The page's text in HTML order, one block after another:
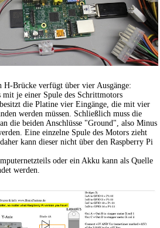
Brücke verfügt über vier Ausgänge:
mit je einer Spule des Schrittmotors
die Platine vier Eingänge, die mit vier
werden müssen. Schließlich muss die
die beiden Anschlüsse "Ground", also Minus
Eine einzelne Spule des Motors zieht
kann dieser nicht über den Raspberry Pi
oder ein Akku kann als Quelle
werden.